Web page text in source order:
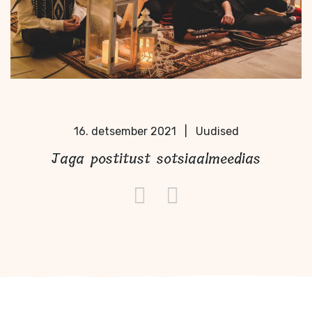
16. detsember 2021 Uudised
Jaga postitust sotsiaalmeedias